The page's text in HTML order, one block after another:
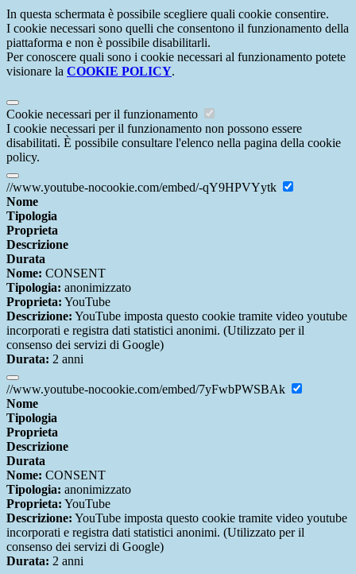
In questa schermata è possibile scegliere quali cookie consentire.
I cookie necessari sono quelli che consentono il funzionamento della
piattaforma e non è possibile disabilitarli.
Per conoscere quali sono i cookie necessari al funzionamento potete
visionare la COOKIE POLICY.
Cookie necessari per il funzionamento
I cookie necessari per il funzionamento non possono essere
disabilitati. È possibile consultare l'elenco nella pagina della cookie
policy.
//www.youtube-nocookie.com/embed/-qY9HPVYytk
Nome
Tipologia
Proprieta
Descrizione
Durata
Nome: CONSENT
Tipologia: anonimizzato
Proprieta: YouTube
Descrizione: YouTube imposta questo cookie tramite video youtube
incorporati e registra dati statistici anonimi. (Utilizzato per il
consenso dei servizi di Google)
Durata: 2 anni
//www.youtube-nocookie.com/embed/7yFwbPWSBAk
Nome
Tipologia
Proprieta
Descrizione
Durata
Nome: CONSENT
Tipologia: anonimizzato
Proprieta: YouTube
Descrizione: YouTube imposta questo cookie tramite video youtube
incorporati e registra dati statistici anonimi. (Utilizzato per il
consenso dei servizi di Google)
Durata: 2 anni